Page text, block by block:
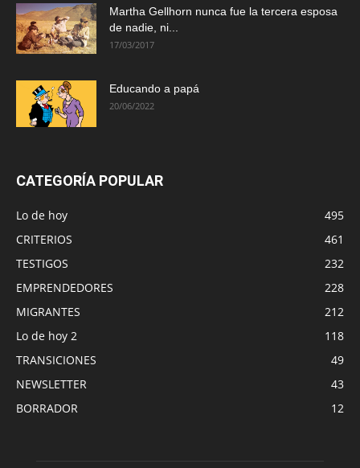
Martha Gellhorn nunca fue la tercera esposa
de nadie, ni...
17/03/2017
Educando a papá
20/06/2022
CATEGORÍA POPULAR
Lo de hoy
495
CRITERIOS
461
TESTIGOS
232
EMPRENDEDORES
228
MIGRANTES
212
Lo de hoy 2
118
TRANSICIONES
49
NEWSLETTER
43
BORRADOR
12